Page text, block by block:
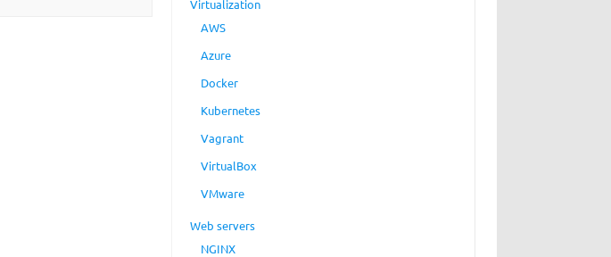
Virtualization
AWS
Azure
Docker
Kubernetes
Vagrant
VirtualBox
VMware
Web servers
NGINX